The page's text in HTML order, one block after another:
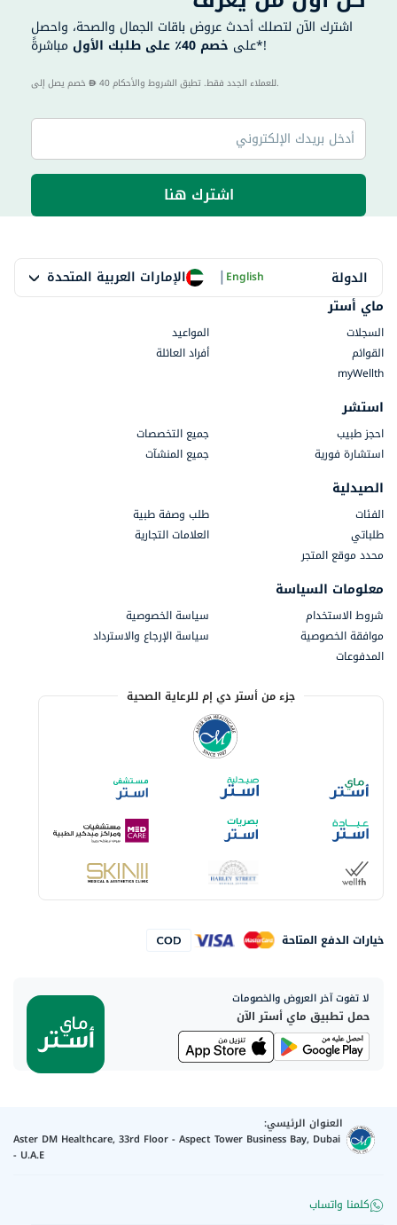
اشترك الآن لتصلك أحدث عروض باقات الجمال والصحة، واحصل
على خصم 40٪ على طلبك الأول مباشرةً*!
40 للعملاء الجدد فقط. تطبق الشروط والأحكام.
اشترك هنا
الدولة الإمارات العربية المتحدة |English
ماي أستر
السجلات
المواعيد
القوائم
أفراد العائلة
myWellth
استشر
احجز طبيب
جميع التخصصات
استشارة فورية
جميع المنشآت
الصيدلية
الفئات
طلب وصفة طبية
طلباتي
العلامات التجارية
محدد موقع المتجر
معلومات السياسة
شروط الاستخدام
سياسة الخصوصية
موافقة الخصوصية
سياسة الإرجاع والاسترداد
المدفوعات
جزء من أستر دي إم للرعاية الصحية
خيارات الدفع المتاحة
لا تفوت آخر العروض والخصومات
حمل تطبيق ماي أستر الآن
العنوان الرئيسي:
Aster DM Healthcare, 33rd Floor - Aspect Tower Business Bay, Dubai
- U.A.E
كلمنا واتساب